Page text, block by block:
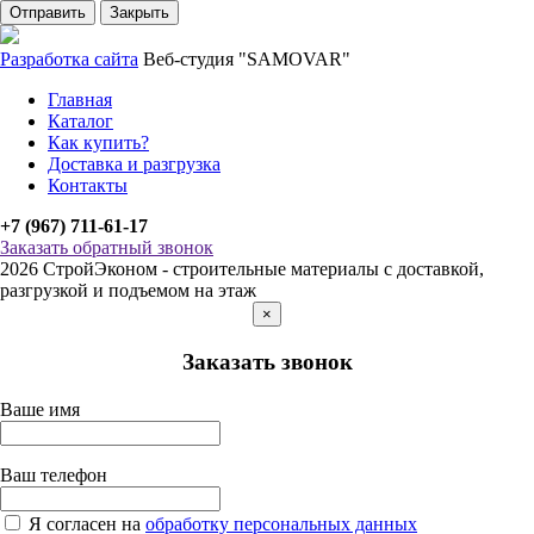
Отправить Закрыть
Разработка сайта Веб-студия "SAMOVAR"
Главная
Каталог
Как купить?
Доставка и разгрузка
Контакты
+7 (967) 711-61-17
Заказать обратный звонок
2026 СтройЭконом - строительные материалы с доставкой,
разгрузкой и подъемом на этаж
×
Заказать звонок
Ваше имя
Ваш телефон
Я согласен на обработку персональных данных